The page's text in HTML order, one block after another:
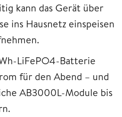
kann das Gerät über
ins Hausnetz einspeisen
LiFePO4-Batterie
für den Abend – und
AB3000L-Module bis